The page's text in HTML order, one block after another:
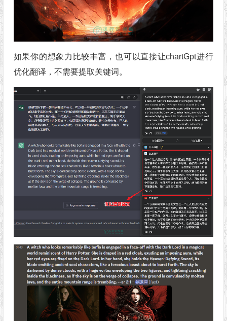
如果你的想象力比较丰富，也可以直接让chartGpt进行
优化翻译，不需要提取关键词。